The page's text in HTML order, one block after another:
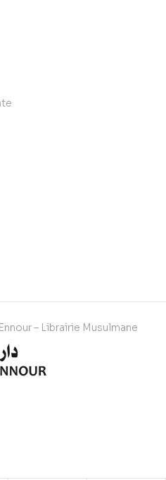
– Librairie Musulmane